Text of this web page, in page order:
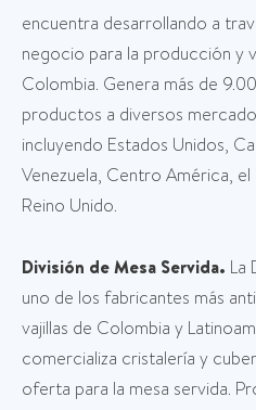
encuentra desarrollando a
negocio para la producción y
Colombia. Genera más de
productos a diversos
incluyendo Estados Unidos,
Venezuela, Centro América, el
Reino Unido.
División de Mesa Servida. La
uno de los fabricantes más
vajillas de Colombia y
comercializa cristalería y
oferta para la mesa servida.